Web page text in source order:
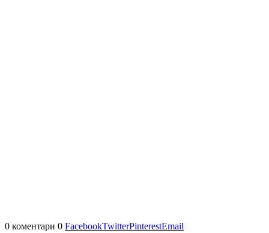
0 коментари 0 FacebookTwitterPinterestEmail